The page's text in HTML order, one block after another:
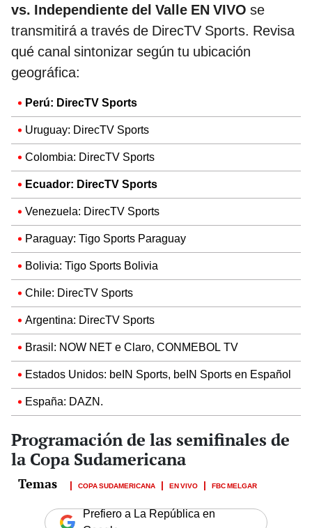
vs. Independiente del Valle EN VIVO se
transmitirá a través de DirecTV Sports. Revisa
qué canal sintonizar según tu ubicación
geográfica:
Perú: DirecTV Sports
Uruguay: DirecTV Sports
Colombia: DirecTV Sports
Ecuador: DirecTV Sports
Venezuela: DirecTV Sports
Paraguay: Tigo Sports Paraguay
Bolivia: Tigo Sports Bolivia
Chile: DirecTV Sports
Argentina: DirecTV Sports
Brasil: NOW NET e Claro, CONMEBOL TV
Estados Unidos: beIN Sports, beIN Sports en Español
España: DAZN.
Programación de las semifinales de
la Copa Sudamericana
COPA SUDAMERICANA EN VIVO FBC MELGAR
Prefiero a La República en